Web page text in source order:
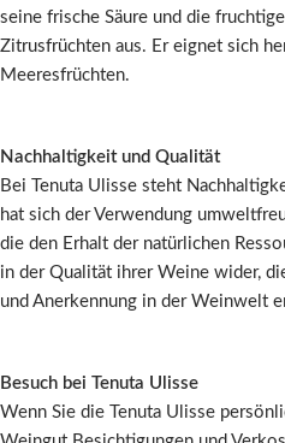
seine frische Säure und die
Zitrusfrüchten aus. Er eignet sich
Meeresfrüchten.
Nachhaltigkeit und Qualität
Bei Tenuta Ulisse steht
hat sich der Verwendung
die den Erhalt der natürlichen
in der Qualität ihrer Weine wider,
und Anerkennung in der Weinwelt
Besuch bei Tenuta Ulisse
Wenn Sie die Tenuta Ulisse